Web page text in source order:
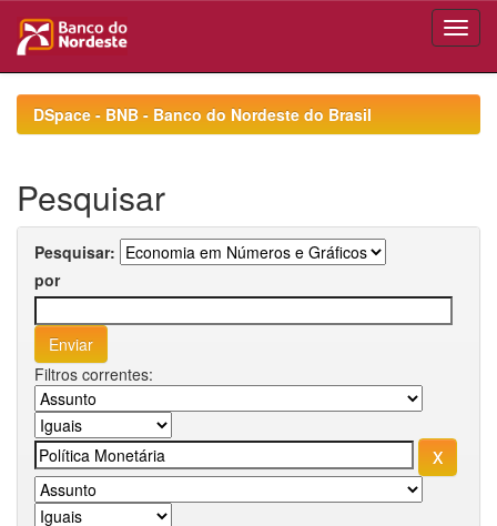
navigationDSpace - BNB - Banco do Nordeste do Brasil
Pesquisar
Pesquisar:
por
Filtros correntes: